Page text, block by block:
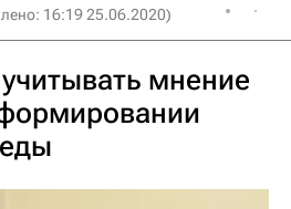
16:19 25.06.2020)
мнение